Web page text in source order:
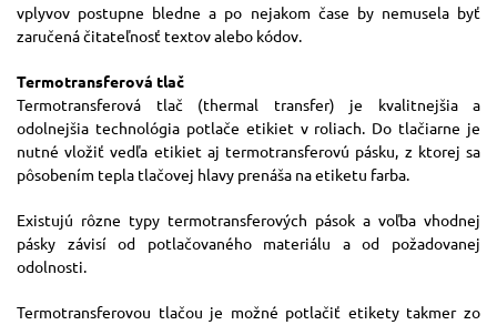
vplyvov postupne bledne a po nejakom čase by nemusela byť
zaručená čitateľnosť textov alebo kódov.
Termotransferová tlač
Termotransferová tlač (thermal transfer) je kvalitnejšia a
odolnejšia technológia potlače etikiet v roliach. Do tlačiarne je
nutné vložiť vedľa etikiet aj termotransferovú pásku, z ktorej sa
pôsobením tepla tlačovej hlavy prenáša na etiketu farba.
Existujú rôzne typy termotransferových pások a voľba vhodnej
pásky závisí od potlačovaného materiálu a od požadovanej
odolnosti.
Termotransferovou tlačou je možné potlačiť etikety takmer zo